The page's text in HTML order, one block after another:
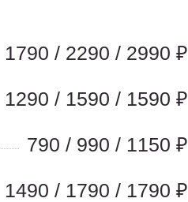
1790 / 2290 / 2990 ₽
1290 / 1590 / 1590 ₽
790 / 990 / 1150 ₽
1490 / 1790 / 1790 ₽